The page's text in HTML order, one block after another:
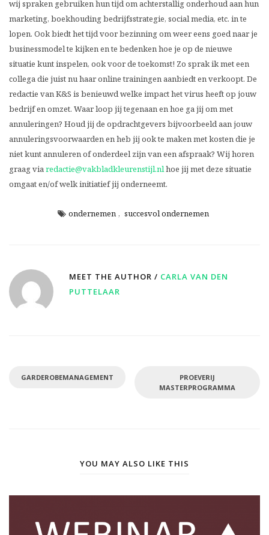
wij spraken gebruiken hun tijd om achterstallig onderhoud aan hun
marketing, boekhouding bedrijfsstrategie, social media, etc. in te
lopen. Ook biedt het tijd voor bezinning om weer eens goed naar je
businessmodel te kijken en te bedenken hoe je op de nieuwe
situatie kunt inspelen, ook voor de toekomst! Zo sprak ik met een
collega die juist nu haar online trainingen aanbiedt en verkoopt. De
redactie van K&S is benieuwd welke impact het virus heeft op jouw
bedrijf en omzet. Waar loop jij tegenaan en hoe ga jij om met
annuleringen? Houd jij de opdrachtgevers bijvoorbeeld aan jouw
annuleringsvoorwaarden en heb jij ook te maken met kosten die je
niet kunt annuleren of onderdeel zijn van een afspraak? Wij horen
graag viaredactie@vakbladkleurenstijl.nlhoe jij met deze situatie
omgaat en/of welk initiatief jij onderneemt.
ondernemen , succesvol ondernemen
MEET THE AUTHOR / CARLA VAN DEN
PUTTELAAR
GARDEROBEMANAGEMENT
PROEVERIJ
MASTERPROGRAMMA
YOU MAY ALSO LIKE THIS